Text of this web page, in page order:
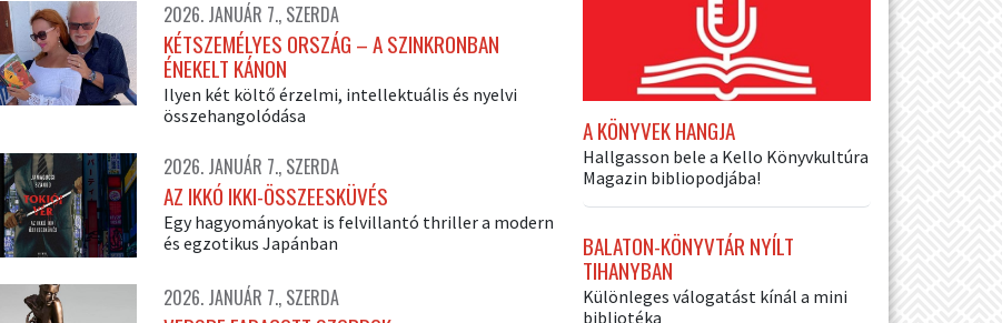
2026. JANUÁR 7., SZERDA
KÉTSZEMÉLYES ORSZÁG – A SZINKRONBAN
ÉNEKELT KÁNON
Ilyen két költő érzelmi, intellektuális és nyelvi
összehangolódása
2026. JANUÁR 7., SZERDA
AZ IKKÓ IKKI-ÖSSZEESKÜVÉS
Egy hagyományokat is felvillantó thriller a modern
és egzotikus Japánban
2026. JANUÁR 7., SZERDA
A KÖNYVEK HANGJA
Hallgasson bele a Kello Könyvkultúra
Magazin bibliopodjába!
BALATON-KÖNYVTÁR NYÍLT
TIHANYBAN
Különleges válogatást kínál a mini
bibliotéka